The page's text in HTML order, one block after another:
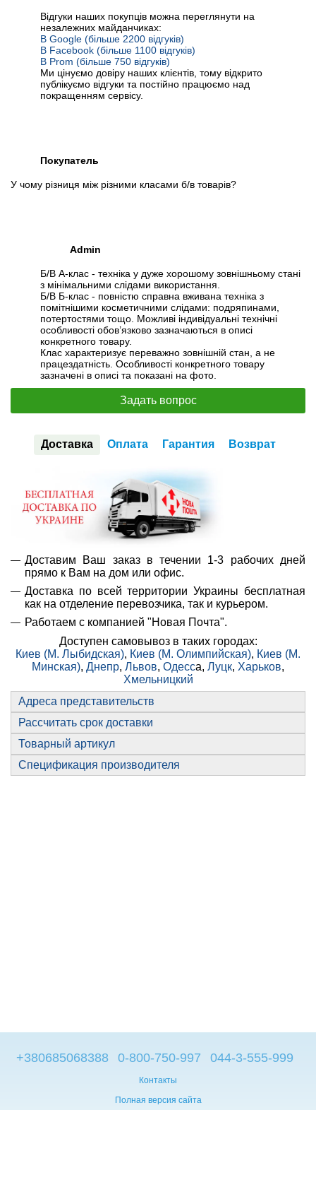
Відгуки наших покупців можна переглянути на
незалежних майданчиках:
В Google (більше 2200 відгуків)
В Facebook (більше 1100 відгуків)
В Prom (більше 750 відгуків)
Ми цінуємо довіру наших клієнтів, тому відкрито
публікуємо відгуки та постійно працюємо над
покращенням сервісу.
Покупатель
У чому різниця між різними класами б/в товарів?
Admin
Б/В А-клас - техніка у дуже хорошому зовнішньому стані
з мінімальними слідами використання.
Б/В Б-клас - повністю справна вживана техніка з
помітнішими косметичними слідами: подряпинами,
потертостями тощо. Можливі індивідуальні технічні
особливості обов’язково зазначаються в описі
конкретного товару.
Клас характеризує переважно зовнішній стан, а не
працездатність. Особливості конкретного товару
зазначені в описі та показані на фото.
Задать вопрос
Доставка Оплата Гарантия Возврат
Доставим Ваш заказ в течении 1-3 рабочих дней
прямо к Вам на дом или офис.
Доставка по всей территории Украины бесплатная
как на отделение перевозчика, так и курьером.
Работаем с компанией "Новая Почта".
Доступен самовывоз в таких городах:
Киев (М. Лыбидская), Киев (М. Олимпийская), Киев (М.
Минская), Днепр, Львов, Одесса, Луцк, Харьков,
Хмельницкий
Адреса представительств
Рассчитать срок доставки
Товарный артикул
Спецификация производителя
+380685068388 0-800-750-997 044-3-555-999
Контакты
Полная версия сайта